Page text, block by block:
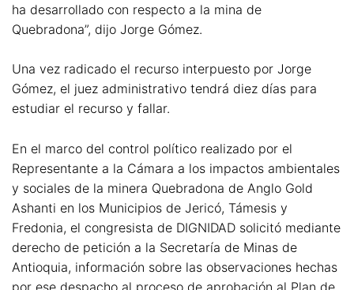
ha desarrollado con respecto a la mina de
Quebradona”, dijo Jorge Gómez.
Una vez radicado el recurso interpuesto por Jorge
Gómez, el juez administrativo tendrá diez días para
estudiar el recurso y fallar.
En el marco del control político realizado por el
Representante a la Cámara a los impactos ambientales
y sociales de la minera Quebradona de Anglo Gold
Ashanti en los Municipios de Jericó, Támesis y
Fredonia, el congresista de DIGNIDAD solicitó mediante
derecho de petición a la Secretaría de Minas de
Antioquia, información sobre las observaciones hechas
por ese despacho al proceso de aprobación al Plan de